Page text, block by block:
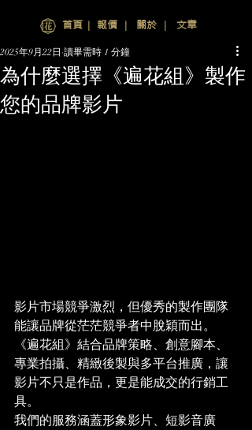
首頁 ∣ 報價 ∣ 關於 ∣ 文章
為什麼選擇《遍花組》製作
您的品牌影片
2025年9月22日 讀畢需時 1 分鐘
影片市場競爭激烈，但優秀的製作團隊
能讓品牌從茫茫競爭者中脫穎而出。
《遍花組》結合品牌策略、創意腳本、
專業拍攝、精緻後製與多平台推廣，讓
影片不只是作品，更是能成交的行銷工
具。
我們的服務涵蓋形象影片、短影音廣